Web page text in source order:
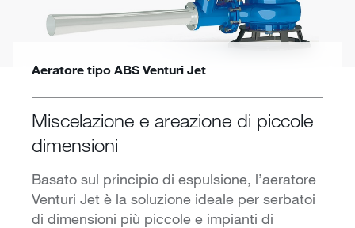
Aeratore tipo ABS Venturi Jet
Miscelazione e areazione di piccole
dimensioni
Basato sul principio di espulsione, l’aeratore
Venturi Jet è la soluzione ideale per serbatoi
di dimensioni più piccole e impianti di